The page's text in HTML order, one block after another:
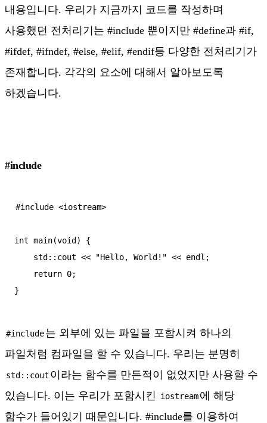
내용입니다. 우리가 지금까지 코드를 작성하며
사용했던 전처리기는 #include 뿐이지만 #define과 #if,
#ifdef, #ifndef, #else, #elif, #endif등 다양한 전처리기가
존재합니다. 각각의 요소에 대해서 알아보도록
하겠습니다.
#include
#include <iostream>
int main(void) {
}
#include는 외부에 있는 파일을 포함시켜 하나의
파일처럼 컴파일을 할 수 있습니다. 우리는 분명히
std::cout 이라는 함수를 만든적이 없었지만 사용할 수
있습니다. 이는 우리가 포함시킨
iostream에 해당
함수가 들어있기 때문입니다. #include를 이용하여